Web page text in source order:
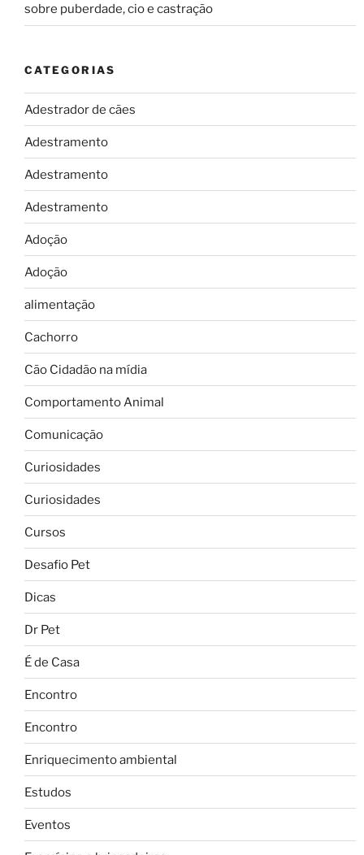
sobre puberdade, cio e castração
CATEGORIAS
Adestrador de cães
Adestramento
Adestramento
Adestramento
Adoção
Adoção
alimentação
Cachorro
Cão Cidadão na mídia
Comportamento Animal
Comunicação
Curiosidades
Curiosidades
Cursos
Desafio Pet
Dicas
Dr Pet
É de Casa
Encontro
Encontro
Enriquecimento ambiental
Estudos
Eventos